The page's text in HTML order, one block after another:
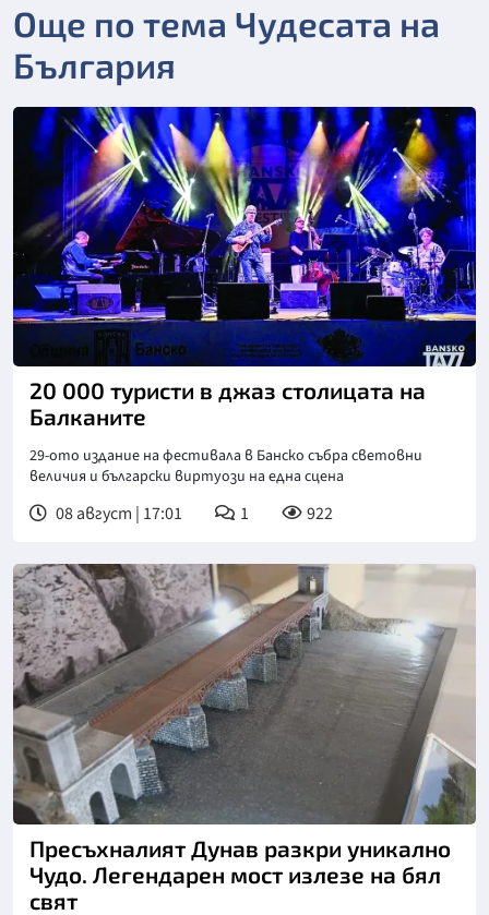
Още по тема Чудесата на
България
20 000 туристи в джаз столицата на
Балканите
29-ото издание на фестивала в Банско събра световни
величия и български виртуози на една сцена
08 август | 17:01 1 922
Пресъхналият Дунав разкри уникално
Чудо. Легендарен мост излезе на бял
свят